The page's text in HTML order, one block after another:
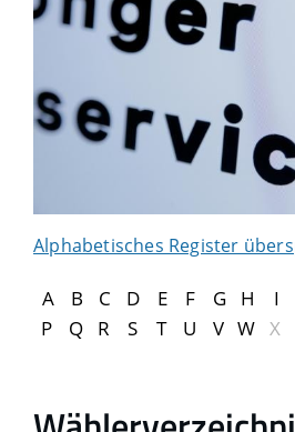
Alphabetisches Register
A B C D E F G H I
P
Q R S T U V W X